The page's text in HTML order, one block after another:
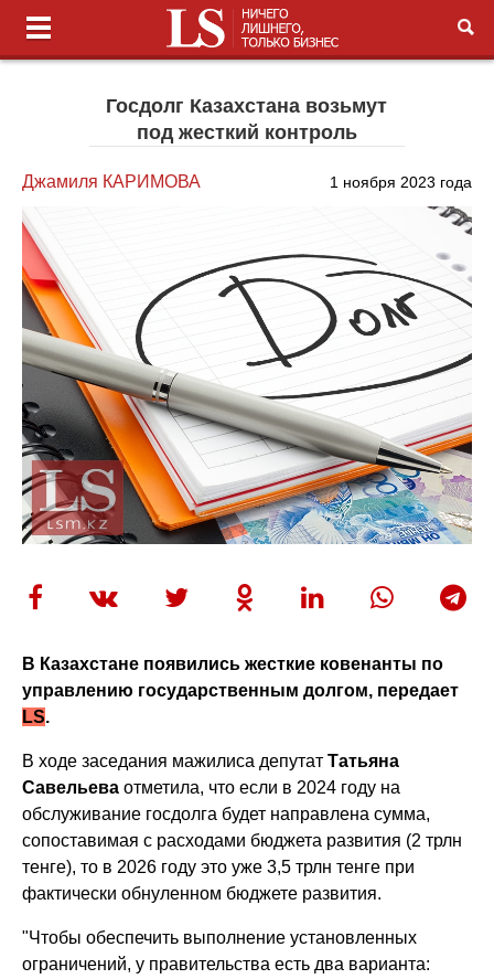
Госдолг Казахстана возьмут
под жесткий контроль
Джамиля КАРИМОВА 1 ноября 2023 года
В Казахстане появились жесткие ковенанты по
управлению государственным долгом, передает
LS.
В ходе заседания мажилиса депутатТатьяна
Савельева отметила, что если в 2024 году на
обслуживание госдолга будет направлена сумма,
сопоставимая с расходами бюджета развития (2 трлн
тенге), то в 2026 году это уже 3,5 трлн тенге при
фактически обнуленном бюджете развития.
"Чтобы обеспечить выполнение установленных
ограничений, у правительства есть два варианта: